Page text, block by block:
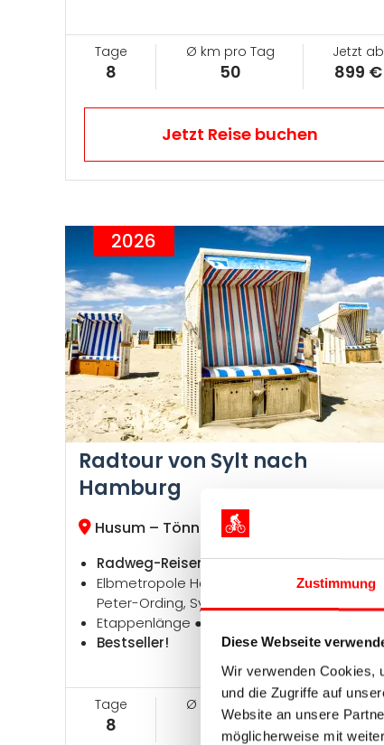
Zustimmung
Diese Webseite
Wir verwenden Cookies,
und die Zugriffe auf
Website an unsere
möglicherweise mit
Tage
8
Ø km pro Tag
50
Jetzt ab
899 €
Jetzt Reise buchen
2026
Radtour von Sylt nach
Hamburg
Husum – Tönning – Hamburg
Radweg-Reisen Tour
Elbmetropole Hamburg, Büsumer Krabben,
Peter-Ording, Sylt – Königin der Nordsee
Etappenlänge ●●●○○, Höhenprofil ●○○○○
Bestseller!
Tage
8
Ø km pro Tag
55
Jetzt ab
899 €